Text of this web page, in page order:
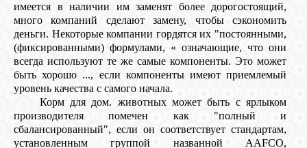
имеется в наличии им заменят более дорогостоящий,
много компаний сделают замену, чтобы сэкономить
деньги. Некоторые компании гордятся их "постоянными,
(фиксированными) формулами, « означающие, что они
всегда используют те же самые компоненты. Это может
быть хорошо ..., если компоненты имеют приемлемый
уровень качества с самого начала.
Корм для дом. животных может быть с ярлыком
производителя помечен как "полный и
сбалансированный", если он соответствует стандартам,
установленным группой названной AAFCO,